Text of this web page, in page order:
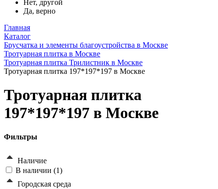
Нет, другой
Да, верно
Главная
Каталог
Брусчатка и элементы благоустройства в Москве
Тротуарная плитка в Москве
Тротуарная плитка Трилистник в Москве
Тротуарная плитка 197*197*197 в Москве
Тротуарная плитка
197*197*197 в Москве
Фильтры
Наличие
В наличии (1)
Городская среда